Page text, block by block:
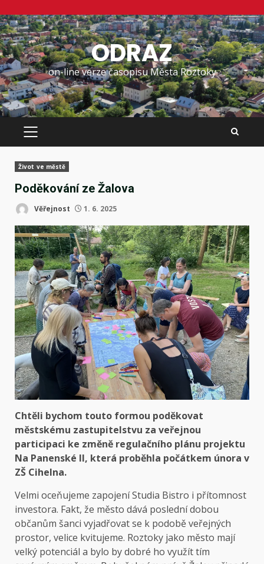
Skip
to
content
ODRAZ
on-line verze časopisu Města Roztoky
PRIMARY
Život ve městě
Poděkování ze Žalova
Věřejnost 1. 6. 2025
Chtěli bychom touto formou poděkovat
městskému zastupitelstvu za veřejnou
participaci ke změně regulačního plánu projektu
Na Panenské II, která proběhla počátkem února v
ZŠ Cihelna.
Velmi oceňujeme zapojení Studia Bistro i přítomnost
investora. Fakt, že město dává poslední dobou
občanům šanci vyjadřovat se k podobě veřejných
prostor, velice kvitujeme. Roztoky jako město mají
velký potenciál a bylo by dobré ho využít tím